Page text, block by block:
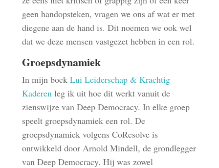
geen handopsteken, vragen we ons af wat er met
diegene aan de hand is. Dit noemen we ook wel
dat we deze mensen vastgezet hebben in een rol.
Groepsdynamiek
In mijn boek Lui Leiderschap & Krachtig
Kaderenleg ik uit hoe dit werkt vanuit de
zienswijze van Deep Democracy. In elke groep
speelt groepsdynamiek een rol. De
groepsdynamiek volgens CoResolve is
ontwikkeld door Arnold Mindell, de grondlegger
van Deep Democracy. Hij was zowel